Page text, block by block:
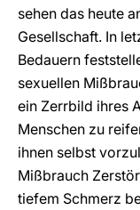
sehen das heute
Gesellschaft. In
Bedauern
sexuellen
ein Zerrbild ihres
Menschen zu
ihnen selbst
Mißbrauch
tiefem Schmerz